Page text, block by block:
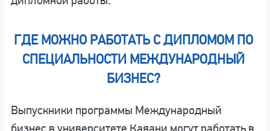
ГДЕ МОЖНО РАБОТАТЬ С ДИПЛОМОМ ПО
СПЕЦИАЛЬНОСТИ МЕЖДУНАРОДНЫЙ
БИЗНЕС?
Выпускники программы Международный